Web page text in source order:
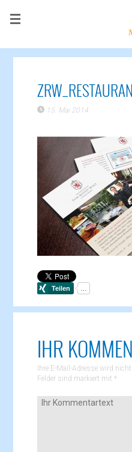
15. Mai 2014
IHR
Ihre E-Mail-Adresse wird
Felder sind markiert mit *